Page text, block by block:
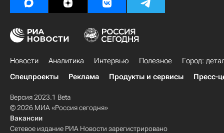
Новости Аналитика Интервью Полезное
Город:
Спецпроекты
Реклама Продукты и сервисы Пресс-
Версия 2023.1 Beta
© 2026 МИА «Россия сегодня»
Вакансии
Сетевое издание РИА Новости зарегистрировано